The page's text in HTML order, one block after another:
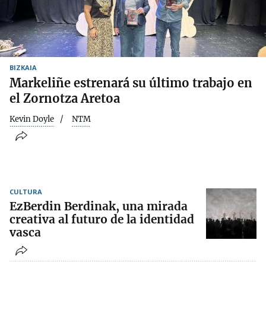
BIZKAIA
Markeliñe estrenará su último trabajo en
el Zornotza Aretoa
Kevin Doyle NTM
CULTURA
EzBerdin Berdinak, una mirada
creativa al futuro de la identidad
vasca